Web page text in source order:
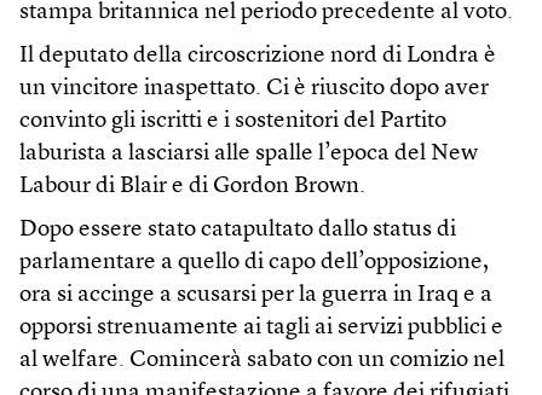
stampa britannica nel periodo precedente al voto.
Il deputato della circoscrizione nord di Londra è
un vincitore inaspettato. Ci è riuscito dopo aver
convinto gli iscritti e i sostenitori del Partito
laburista a lasciarsi alle spalle l’epoca del New
Labour di Blair e di Gordon Brown.
Dopo essere stato catapultato dallo status di
parlamentare a quello di capo dell’opposizione,
ora si accinge a scusarsi per la guerra in Iraq e a
opporsi strenuamente ai tagli ai servizi pubblici e
al welfare. Comincerà sabato con un comizio nel